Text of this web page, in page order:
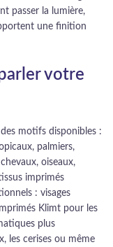
passer la lumière,
une finition
votre
motifs disponibles :
palmiers,
oiseaux,
imprimés
: visages
Klimt pour les
plus
les cerises ou même